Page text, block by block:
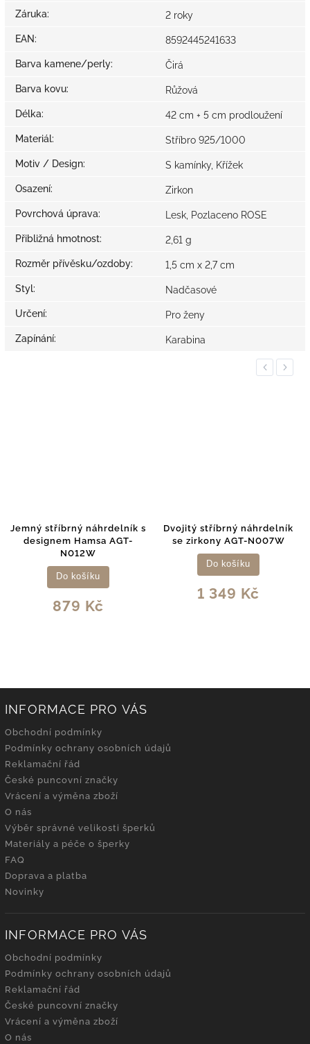
Záruka: 2 roky
EAN: 8592445241633
Barva kamene/perly: Čirá
Barva kovu: Růžová
Délka: 42 cm + 5 cm prodloužení
Materiál: Stříbro 925/1000
Motiv / Design: S kamínky, Křížek
Osazení: Zirkon
Povrchová úprava: Lesk, Pozlaceno ROSE
Přibližná hmotnost: 2,61 g
Rozměr přívěsku/ozdoby: 1,5 cm x 2,7 cm
Styl: Nadčasové
Určení: Pro ženy
Zapínání: Karabina
Previous
Jemný stříbrný náhrdelník s
designem Hamsa AGT-
N012W
879 Kč
Do košíku
Dvojitý stříbrný náhrdelník
se zirkony AGT-N007W
1 349 Kč
Do košíku
Next
INFORMACE PRO VÁS
Obchodní podmínky
Podmínky ochrany osobních údajů
Reklamační řád
České puncovní značky
Vrácení a výměna zboží
O nás
Výběr správné velikosti šperků
Materiály a péče o šperky
FAQ
Doprava a platba
Novinky
INFORMACE PRO VÁS
Obchodní podmínky
Podmínky ochrany osobních údajů
Reklamační řád
České puncovní značky
Vrácení a výměna zboží
O nás